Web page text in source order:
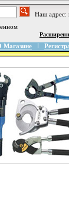
Наш адрес:
Магазине